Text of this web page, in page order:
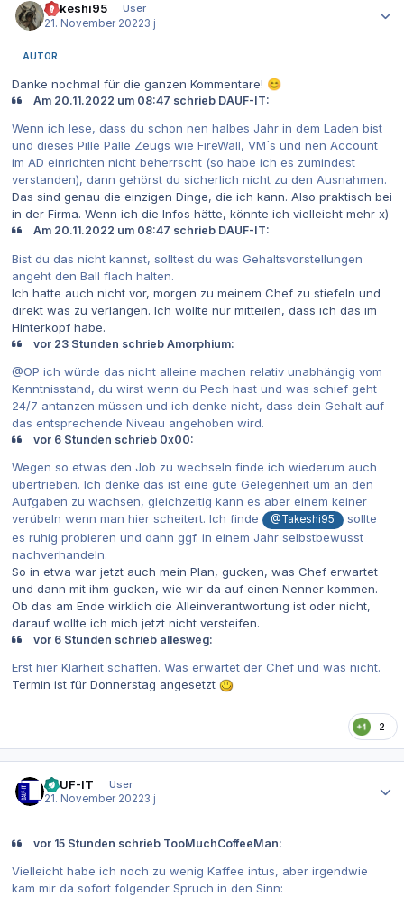
Takeshi95
User
21. November 20223 j
AUTOR
Danke nochmal für die ganzen Kommentare! 😊
Am 20.11.2022 um 08:47 schrieb DAUF-IT:
Wenn ich lese, dass du schon nen halbes Jahr in dem Laden bist
und dieses Pille Palle Zeugs wie FireWall, VM´s und nen Account
im AD einrichten nicht beherrscht (so habe ich es zumindest
verstanden), dann gehörst du sicherlich nicht zu den Ausnahmen.
Das sind genau die einzigen Dinge, die ich kann. Also praktisch bei
in der Firma. Wenn ich die Infos hätte, könnte ich vielleicht mehr x)
Am 20.11.2022 um 08:47 schrieb DAUF-IT:
Bist du das nicht kannst, solltest du was Gehaltsvorstellungen
angeht den Ball flach halten.
Ich hatte auch nicht vor, morgen zu meinem Chef zu stiefeln und
direkt was zu verlangen. Ich wollte nur mitteilen, dass ich das im
Hinterkopf habe.
vor 23 Stunden schrieb Amorphium:
@OP ich würde das nicht alleine machen relativ unabhängig vom
Kenntnisstand, du wirst wenn du Pech hast und was schief geht
24/7 antanzen müssen und ich denke nicht, dass dein Gehalt auf
das entsprechende Niveau angehoben wird.
vor 6 Stunden schrieb 0x00:
Wegen so etwas den Job zu wechseln finde ich wiederum auch
übertrieben. Ich denke das ist eine gute Gelegenheit um an den
Aufgaben zu wachsen, gleichzeitig kann es aber einem keiner
verübeln wenn man hier scheitert. Ich finde
@Takeshi95
sollte
es ruhig probieren und dann ggf. in einem Jahr selbstbewusst
nachverhandeln.
So in etwa war jetzt auch mein Plan, gucken, was Chef erwartet
und dann mit ihm gucken, wie wir da auf einen Nenner kommen.
Ob das am Ende wirklich die Alleinverantwortung ist oder nicht,
darauf wollte ich mich jetzt nicht versteifen.
vor 6 Stunden schrieb allesweg:
Erst hier Klarheit schaffen. Was erwartet der Chef und was nicht.
Termin ist für Donnerstag angesetzt
2
DAUF-IT
User
21. November 20223 j
vor 15 Stunden schrieb TooMuchCoffeeMan:
Vielleicht habe ich noch zu wenig Kaffee intus, aber irgendwie
kam mir da sofort folgender Spruch in den Sinn: